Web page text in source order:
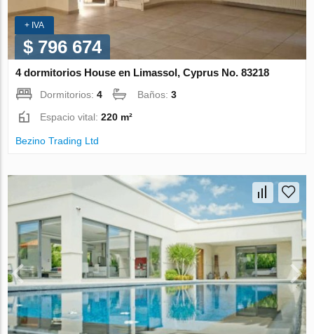
+ IVA
$ 796 674
4 dormitorios House en Limassol, Cyprus No. 83218
Dormitorios:4 Baños:3
Espacio vital:220 m²
Bezino Trading Ltd